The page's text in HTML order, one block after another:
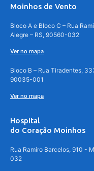
Moinhos de Vento
Bloco A e Bloco C – Rua
Alegre – RS, 90560-032
Ver no mapa
Bloco B – Rua Tiradentes,
90035-001
Ver no mapa
Hospital
do Coração Moinhos
Rua Ramiro Barcelos, 910 -
032